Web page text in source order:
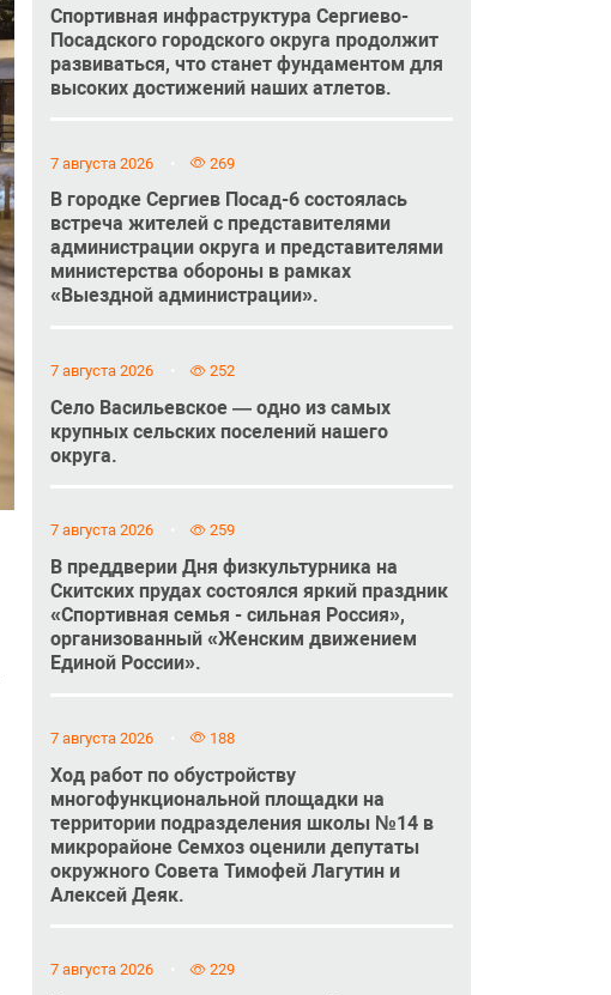
Спортивная инфраструктура Сергиево-
Посадского городского округа продолжит
развиваться, что станет фундаментом для
высоких достижений наших атлетов.
7 августа 2026 269
В городке Сергиев Посад-6 состоялась
встреча жителей с представителями
администрации округа и представителями
министерства обороны в рамках
«Выездной администрации».
7 августа 2026 252
Село Васильевское — одно из самых
крупных сельских поселений нашего
округа.
7 августа 2026 259
В преддверии Дня физкультурника на
Скитских прудах состоялся яркий праздник
«Спортивная семья - сильная Россия»,
организованный «Женским движением
Единой России».
7 августа 2026 188
Ход работ по обустройству
многофункциональной площадки на
территории подразделения школы №14 в
микрорайоне Семхоз оценили депутаты
окружного Совета Тимофей Лагутин и
Алексей Деяк.
7 августа 2026 229